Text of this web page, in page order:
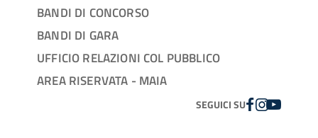
BANDI DI CONCORSO
BANDI DI GARA
UFFICIO RELAZIONI COL PUBBLICO
AREA RISERVATA - MAIA
SEGUICI SUFACEBOOK
INSTAGRAM
YOUTUBE